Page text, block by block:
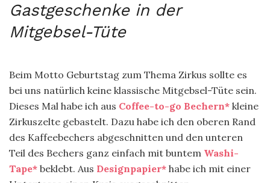
Gastgeschenke in der
Mitgebsel-Tüte
Beim Motto Geburtstag zum Thema Zirkus sollte es
bei uns natürlich keine klassische Mitgebsel-Tüte sein.
Dieses Mal habe ich aus Coffee-to-go Bechern* kleine
Zirkuszelte gebastelt. Dazu habe ich den oberen Rand
des Kaffeebechers abgeschnitten und den unteren
Teil des Bechers ganz einfach mit buntem Washi-
Tape* beklebt. Aus Designpapier* habe ich mit einer